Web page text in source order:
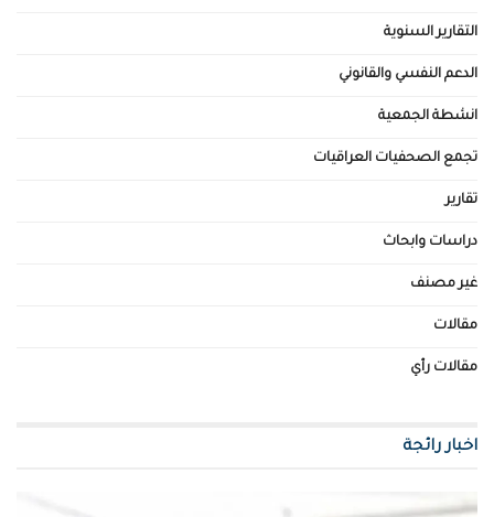
التقارير السنوية
الدعم النفسي والقانوني
انشطة الجمعية
تجمع الصحفيات العراقيات
تقارير
دراسات وابحاث
غير مصنف
مقالات
مقالات رأي
اخبار رائجة